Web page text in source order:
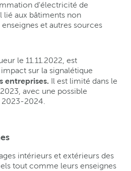
d'électricité de
lié aux bâtiments non
enseignes et autres sources
le 11.11.2022, est
sur la signalétique
entreprises. Il est limité dans le
avec une possible
2023-2024.
intérieurs et extérieurs des
tout comme leurs enseignes